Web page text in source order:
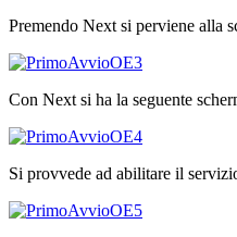
Premendo Next si perviene alla
Con Next si ha la seguente
Si provvede ad abilitare il